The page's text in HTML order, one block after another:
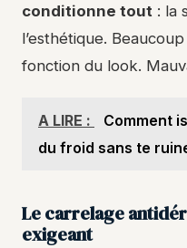
conditionne tout : la
l’esthétique.
fonction du look.
A LIRE :
Comment
du froid sans te
Le carrelage
exigeant